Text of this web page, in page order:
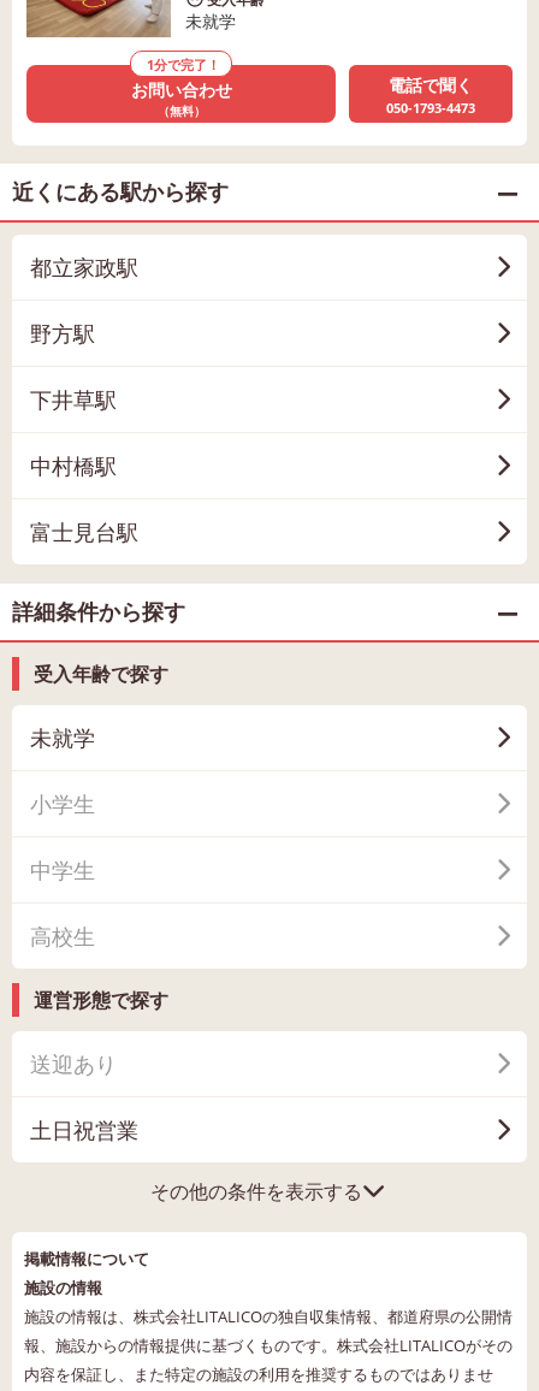
未就学
1分で完了！
お問い合わせ
（無料）
電話で聞く
050-1793-4473
近くにある駅から探す
都立家政駅
野方駅
下井草駅
中村橋駅
富士見台駅
詳細条件から探す
受入年齢で探す
未就学
小学生
中学生
高校生
運営形態で探す
送迎あり
土日祝営業
その他の条件を表示する
掲載情報について
施設の情報
施設の情報は、株式会社LITALICOの独自収集情報、都道府県の公開情
報、施設からの情報提供に基づくものです。株式会社LITALICOがその
内容を保証し、また特定の施設の利用を推奨するものではありませ